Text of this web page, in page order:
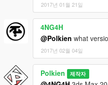
2017년 01월 21일
4NG4H
@Polkien what
2017년 02월 04일
Polkien 제작자